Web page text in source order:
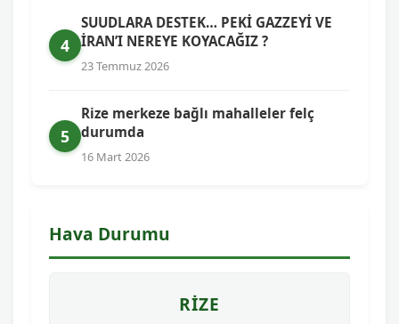
4
SUUDLARA DESTEK… PEKİ GAZZEYİ VE
İRAN’I NEREYE KOYACAĞIZ ?
23 Temmuz 2026
5
Rize merkeze bağlı mahalleler felç
durumda
16 Mart 2026
Hava Durumu
RIZE